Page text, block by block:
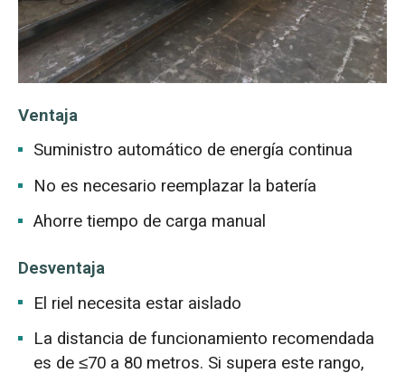
Ventaja
Suministro automático de energía continua
No es necesario reemplazar la batería
Ahorre tiempo de carga manual
Desventaja
El riel necesita estar aislado
La distancia de funcionamiento recomendada
es de ≤70 a 80 metros. Si supera este rango,